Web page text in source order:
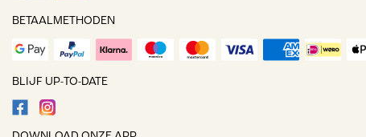
BETAALMETHODEN
BLIJF UP-TO-DATE